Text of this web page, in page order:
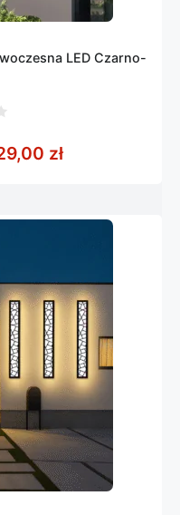
LED Czarno-
złZakres cen: